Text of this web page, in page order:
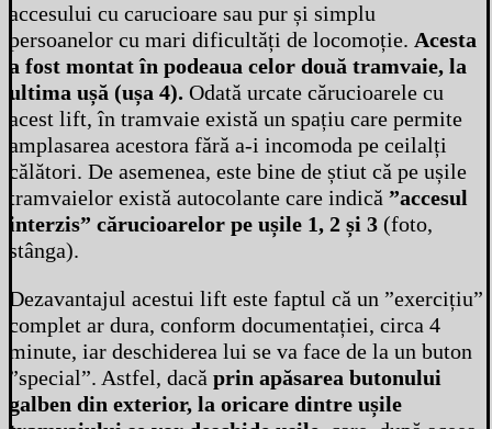
accesului cu carucioare sau pur și simplu
persoanelor cu mari dificultăți de locomoție. Acesta
a fost montat în podeaua celor două tramvaie, la
ultima ușă (ușa 4). Odată urcate cărucioarele cu
acest lift, în tramvaie există un spațiu care permite
amplasarea acestora fără a-i incomoda pe ceilalți
călători. De asemenea, este bine de știut că pe ușile
tramvaielor există autocolante care indică ”accesul
interzis” cărucioarelor pe ușile 1, 2 și 3 (foto,
stânga).
Dezavantajul acestui lift este faptul că un ”exercițiu”
complet ar dura, conform documentației, circa 4
minute, iar deschiderea lui se va face de la un buton
”special”. Astfel, dacă prin apăsarea butonului
galben din exterior, la oricare dintre ușile